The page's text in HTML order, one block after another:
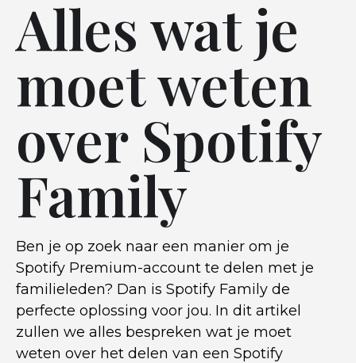
Alles wat je
moet weten
over Spotify
Family
Ben je op zoek naar een manier om je
Spotify Premium-account te delen met je
familieleden? Dan is Spotify Family de
perfecte oplossing voor jou. In dit artikel
zullen we alles bespreken wat je moet
weten over het delen van een Spotify